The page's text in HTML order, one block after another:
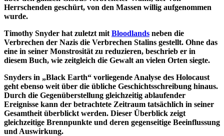
Herrschenden geschürt, von den Massen willig aufgenommen
wurde.
Timothy Snyder hat zuletzt mit Bloodlands neben die
Verbrechen der Nazis die Verbrechen Stalins gestellt. Ohne das
eine in seiner Monstrosität zu reduzieren, beschrieb er in
diesem Buch, wie zeitgleich die Gewalt an vielen Orten siegte.
Snyders in „Black Earth“ vorliegende Analyse des Holocaust
geht ebenso weit über die übliche Geschichtsschreibung hinaus.
Durch die Gegenüberstellung gleichzeitig ablaufender
Ereignisse kann der betrachtete Zeitraum tatsächlich in seiner
Gesamtheit überblickt werden. Dieser Überblick zeigt
gleichzeitige Brennpunkte und deren gegenseitige Beeinflussung
und Auswirkung.